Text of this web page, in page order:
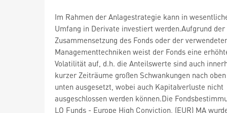
Im Rahmen der Anlagestrategie kann in
Umfang in Derivate investiert werden.Aufgrund der
Zusammensetzung des Fonds oder der
Managementtechniken weist der Fonds eine
Volatilität auf, d.h. die Anteilswerte sind auch
kurzer Zeiträume großen Schwankungen nach
unten ausgesetzt, wobei auch Kapitalverluste nicht
ausgeschlossen werden können.Die
LO Funds - Europe High Conviction, (EUR) MA